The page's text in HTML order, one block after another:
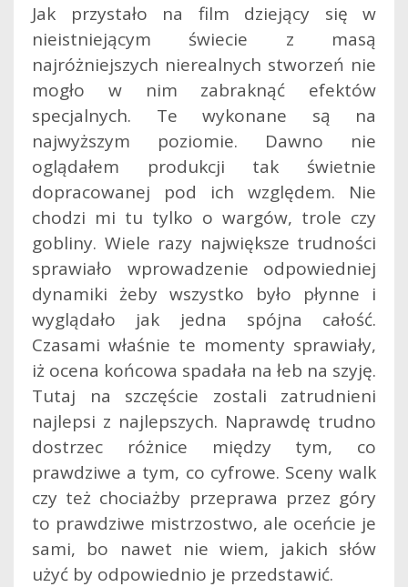
Jak przystało na film dziejący się w
nieistniejącym świecie z masą
najróżniejszych nierealnych stworzeń nie
mogło w nim zabraknąć efektów
specjalnych. Te wykonane są na
najwyższym poziomie. Dawno nie
oglądałem produkcji tak świetnie
dopracowanej pod ich względem. Nie
chodzi mi tu tylko o wargów, trole czy
gobliny. Wiele razy największe trudności
sprawiało wprowadzenie odpowiedniej
dynamiki żeby wszystko było płynne i
wyglądało jak jedna spójna całość.
Czasami właśnie te momenty sprawiały,
iż ocena końcowa spadała na łeb na szyję.
Tutaj na szczęście zostali zatrudnieni
najlepsi z najlepszych. Naprawdę trudno
dostrzec różnice między tym, co
prawdziwe a tym, co cyfrowe. Sceny walk
czy też chociażby przeprawa przez góry
to prawdziwe mistrzostwo, ale oceńcie je
sami, bo nawet nie wiem, jakich słów
użyć by odpowiednio je przedstawić.